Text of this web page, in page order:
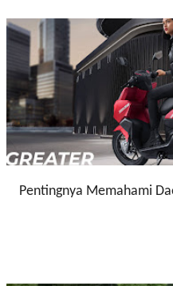
Pentingnya Memahami